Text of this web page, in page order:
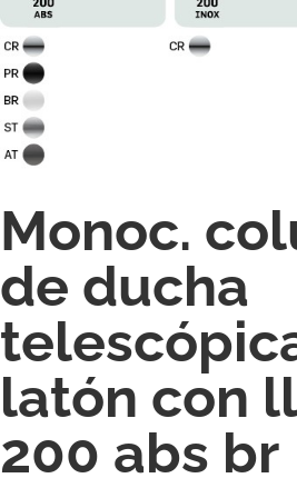
Monoc.
de ducha
latón con
200 abs br